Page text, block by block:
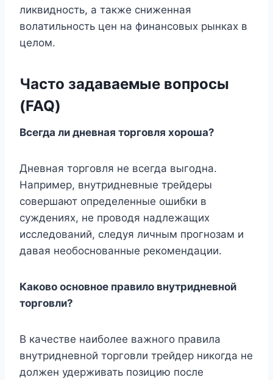
ликвидность, а также сниженная
волатильность цен на финансовых рынках в
целом.
Часто задаваемые вопросы
(FAQ)
Всегда ли дневная торговля хороша?
Дневная торговля не всегда выгодна.
Например, внутридневные трейдеры
совершают определенные ошибки в
суждениях, не проводя надлежащих
исследований, следуя личным прогнозам и
давая необоснованные рекомендации.
Каково основное правило внутридневной
торговли?
В качестве наиболее важного правила
внутридневной торговли трейдер никогда не
должен удерживать позицию после